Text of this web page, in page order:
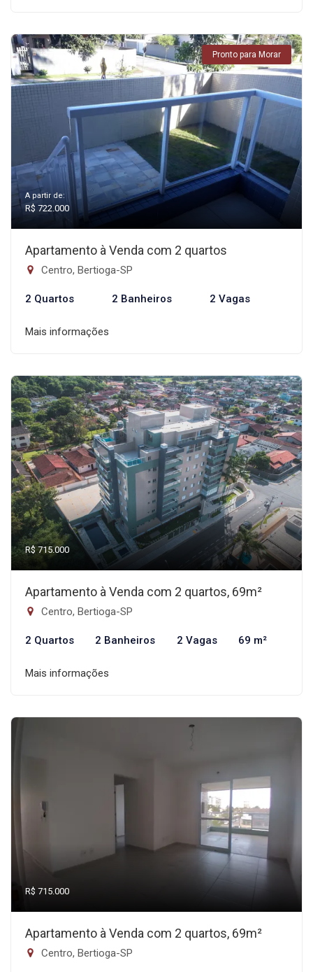
Pronto para Morar
A partir de:
R$ 722.000
Apartamento à Venda com 2 quartos
Centro, Bertioga-SP
2 Quartos 2 Banheiros 2 Vagas
Mais informações
R$ 715.000
Apartamento à Venda com 2 quartos, 69m²
Centro, Bertioga-SP
2 Quartos 2 Banheiros 2 Vagas 69 m²
Mais informações
R$ 715.000
Apartamento à Venda com 2 quartos, 69m²
Centro, Bertioga-SP